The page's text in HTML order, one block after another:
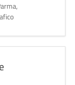
di
si